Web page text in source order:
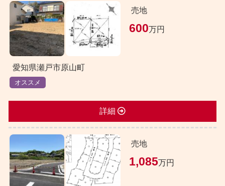
売地
600万円
愛知県瀬戸市原山町
オススメ
詳細
売地
1,085万円